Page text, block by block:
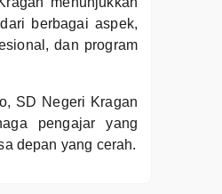
berbagai aspek,
dan program
SD Negeri Kragan
pengajar yang
depan yang cerah.